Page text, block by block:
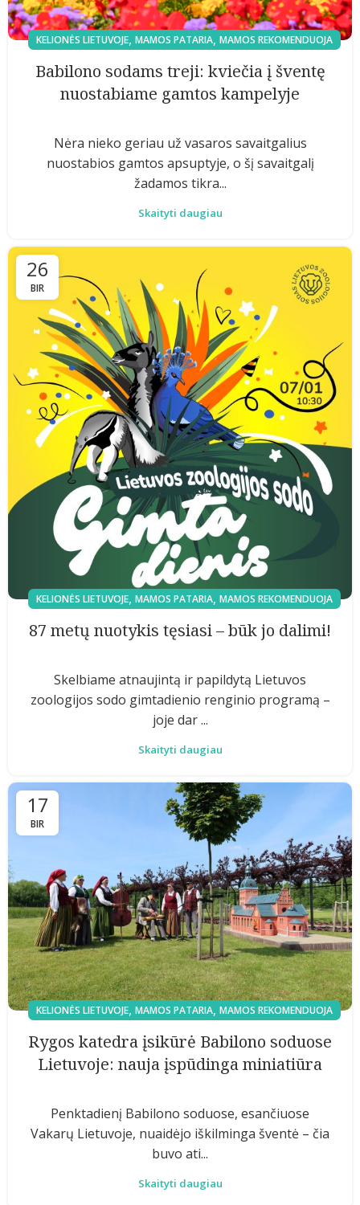
KELIONĖS LIETUVOJE, MAMOS PATARIA, MAMOS REKOMENDUOJA
Babilono sodams treji: kviečia į šventę
nuostabiame gamtos kampelyje
Nėra nieko geriau už vasaros savaitgalius
nuostabios gamtos apsuptyje, o šį savaitgalį
žadamos tikra...
Skaityti daugiau
26
BIR
KELIONĖS LIETUVOJE, MAMOS PATARIA, MAMOS REKOMENDUOJA
87 metų nuotykis tęsiasi – būk jo dalimi!
Skelbiame atnaujintą ir papildytą Lietuvos
zoologijos sodo gimtadienio renginio programą –
joje dar ...
Skaityti daugiau
17
BIR
KELIONĖS LIETUVOJE, MAMOS PATARIA, MAMOS REKOMENDUOJA
Rygos katedra įsikūrė Babilono soduose
Lietuvoje: nauja įspūdinga miniatiūra
Penktadienį Babilono soduose, esančiuose
Vakarų Lietuvoje, nuaidėjo iškilminga šventė – čia
buvo ati...
Skaityti daugiau